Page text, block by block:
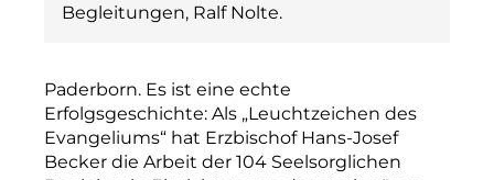
Begleitungen, Ralf Nolte.
Paderborn. Es ist eine echte
Erfolgsgeschichte: Als „Leuchtzeichen des
Evangeliums“ hat Erzbischof Hans-Josef
Becker die Arbeit der 104 Seelsorglichen